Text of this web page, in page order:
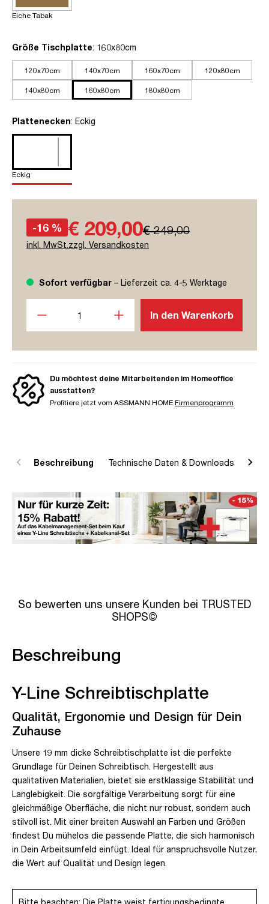
Eiche Tabak
Größe Tischplatteauswählen
: 160x80cm
120x70cm 140x70cm 160x70cm 120x80cm
140x80cm 160x80cm 180x80cm
Platteneckenauswählen
: Eckig
Eckig
-16 % € 209,00€ 249,00
inkl. MwSt.zzgl. Versandkosten
Sofort verfügbar – Lieferzeit ca. 4-5 Werktage
In den Warenkorb
Du möchtest deine Mitarbeitenden im Homeoffice
ausstatten?
Profitiere jetzt vom ASSMANN HOME Firmenprogramm
Beschreibung Technische Daten & Downloads
So bewerten uns unsere Kunden bei TRUSTED
SHOPS©
Beschreibung
Y-Line Schreibtischplatte
Qualität, Ergonomie und Design für Dein
Zuhause
Unsere 19 mm dicke Schreibtischplatte ist die perfekte
Grundlage für Deinen Schreibtisch. Hergestellt aus
qualitativen Materialien, bietet sie erstklassige Stabilität und
Langlebigkeit. Die sorgfältige Verarbeitung sorgt für eine
gleichmäßige Oberfläche, die nicht nur robust, sondern auch
stilvoll ist. Mit einer breiten Auswahl an Farben und Größen
findest Du mühelos die passende Platte, die sich harmonisch
in Dein Arbeitsumfeld einfügt. Ideal für anspruchsvolle Nutzer,
die Wert auf Qualität und Design legen.